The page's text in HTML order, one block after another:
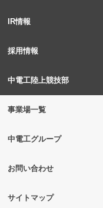
IR情報
採用情報
中電工陸上競技部
事業場一覧
中電工グループ
お問い合わせ
サイトマップ